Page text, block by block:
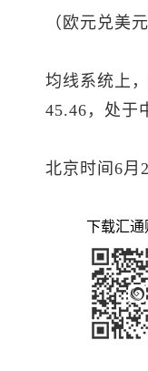
（ 欧元兑美元
均线系统上
45.46，处于
北京时间6月
下载汇通